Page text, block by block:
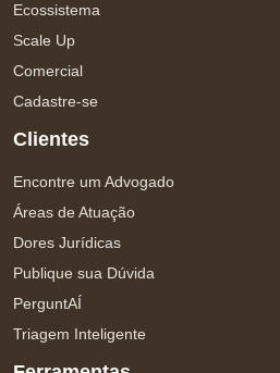
Ecossistema
Scale Up
Comercial
Cadastre-se
Clientes
Encontre um Advogado
Áreas de Atuação
Dores Jurídicas
Publique sua Dúvida
PerguntAÍ
Triagem Inteligente